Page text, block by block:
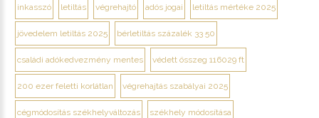
inkasszó letiltás végrehajtó adós jogai letiltás mértéke 2025
jövedelem letiltás 2025 bérletiltás százalék 33 50
családi adókedvezmény mentes védett összeg 116029 ft
200 ezer feletti korlátlan végrehajtás szabályai 2025
cégmódosítás székhelyváltozás székhely módosítása